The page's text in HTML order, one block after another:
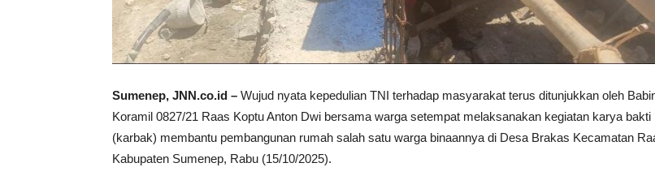
Sumenep, JNN.co.id – Wujud nyata kepedulian TNI terhadap masyarakat terus ditunjukkan oleh
Koramil 0827/21 Raas Koptu Anton Dwi bersama warga setempat melaksanakan kegiatan karya bakti
(karbak) membantu pembangunan rumah salah satu warga binaannya di Desa Brakas Kecamatan
Kabupaten Sumenep, Rabu (15/10/2025).